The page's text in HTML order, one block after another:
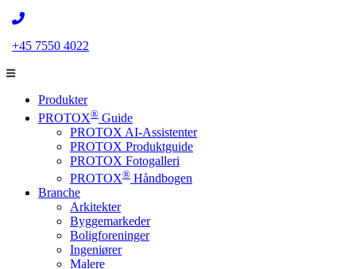
+45 7550 4022
Produkter
PROTOX® Guide
PROTOX AI-Assistenter
PROTOX Produktguide
PROTOX Fotogalleri
PROTOX® Håndbogen
Branche
Arkitekter
Byggemarkeder
Boligforeninger
Ingeniører
Malere